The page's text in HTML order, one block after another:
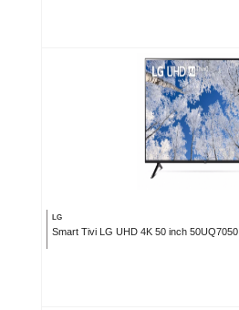
LG
Smart Tivi LG UHD 4K 50 inch 50UQ7050